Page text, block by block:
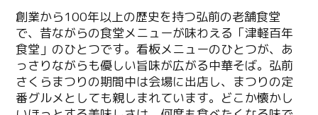
創業から100年以上の歴史を持つ弘前の老舗食堂
で、昔ながらの食堂メニューが味わえる「津軽百年
食堂」のひとつです。看板メニューのひとつが、あ
っさりながらも優しい旨味が広がる中華そば。弘前
さくらまつりの期間中は会場に出店し、まつりの定
番グルメとしても親しまれています。どこか懐かし